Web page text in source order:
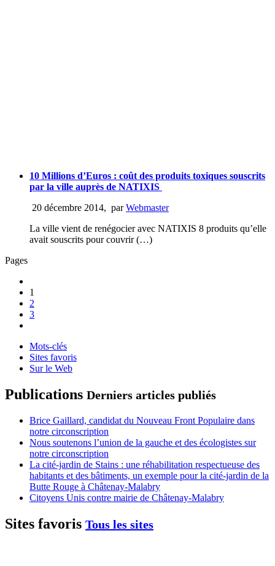
10 Millions d’Euros : coût des produits toxiques souscrits
par la ville auprès de NATIXIS
20 décembre 2014, parWebmaster
La ville vient de renégocier avec NATIXIS 8 produits qu’elle
avait souscrits pour couvrir (…)
Pages
1
2
3
Mots-clés
Sites favoris
Sur le Web
Publications Derniers articles publiés
Brice Gaillard, candidat du Nouveau Front Populaire dans
notre circonscription
Nous soutenons l’union de la gauche et des écologistes sur
notre circonscription
La cité-jardin de Stains : une réhabilitation respectueuse des
habitants et des bâtiments, un exemple pour la cité-jardin de la
Butte Rouge à Châtenay-Malabry
Citoyens Unis contre mairie de Châtenay-Malabry
Sites favoris Tous les sites